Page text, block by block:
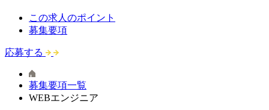
この求人のポイント
募集要項
応募する
募集要項一覧
WEBエンジニア